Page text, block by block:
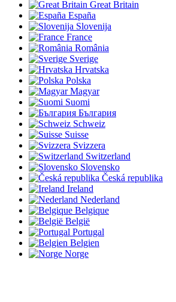
Great Britain
España
Slovenija
France
România
Sverige
Hrvatska
Polska
Magyar
Suomi
България
Schweiz
Suisse
Svizzera
Switzerland
Slovensko
Česká republika
Ireland
Nederland
Belgique
België
Portugal
Belgien
Norge